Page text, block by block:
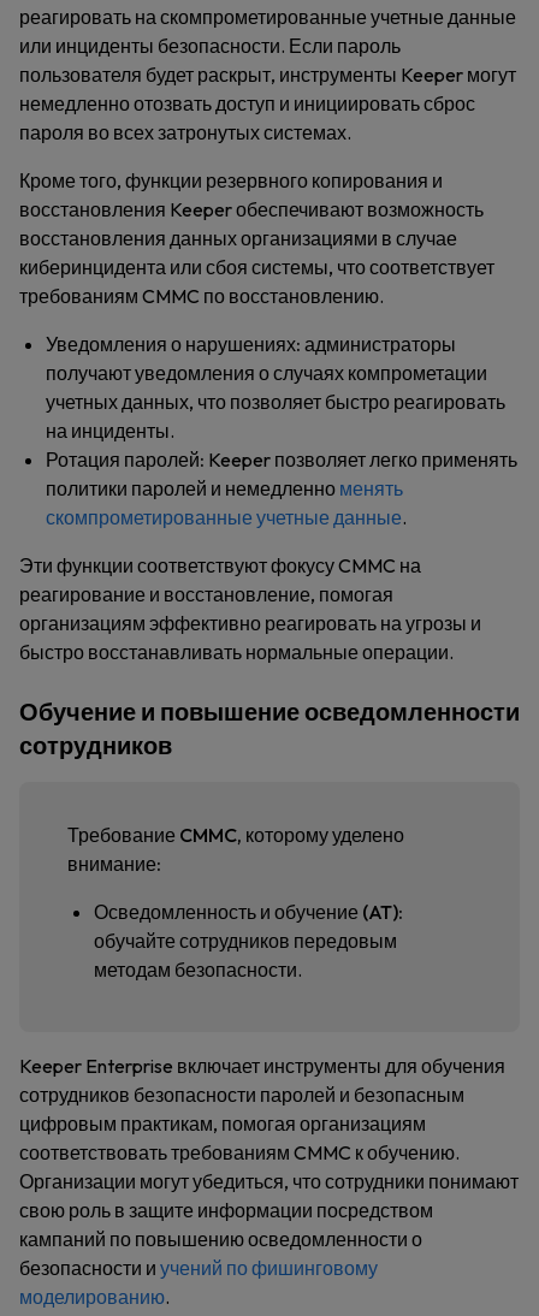
реагировать на скомпрометированные учетные данные
или инциденты безопасности. Если пароль
пользователя будет раскрыт, инструменты Keeper могут
немедленно отозвать доступ и инициировать сброс
пароля во всех затронутых системах.
Кроме того, функции резервного копирования и
восстановления Keeper обеспечивают возможность
восстановления данных организациями в случае
киберинцидента или сбоя системы, что соответствует
требованиям CMMC по восстановлению.
Уведомления о нарушениях: администраторы
получают уведомления о случаях компрометации
учетных данных, что позволяет быстро реагировать
на инциденты.
Ротация паролей: Keeper позволяет легко применять
политики паролей и немедленно менять
скомпрометированные учетные данные.
Эти функции соответствуют фокусу CMMC на
реагирование и восстановление, помогая
организациям эффективно реагировать на угрозы и
быстро восстанавливать нормальные операции.
Обучение и повышение осведомленности
сотрудников
Требование CMMC, которому уделено
внимание:
Осведомленность и обучение (AT):
обучайте сотрудников передовым
методам безопасности.
Keeper Enterprise включает инструменты для обучения
сотрудников безопасности паролей и безопасным
цифровым практикам, помогая организациям
соответствовать требованиям CMMC к обучению.
Организации могут убедиться, что сотрудники понимают
свою роль в защите информации посредством
кампаний по повышению осведомленности о
безопасности и учений по фишинговому
моделированию.